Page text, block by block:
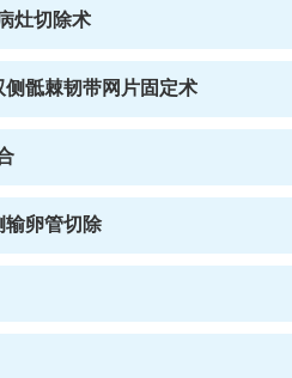
灶切除术
骶棘韧带网片固定术
输卵管切除